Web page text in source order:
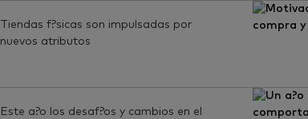
Tiendas f?sicas son impulsadas por
nuevos atributos
Este a?o los desaf?os y cambios en el